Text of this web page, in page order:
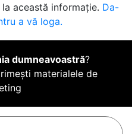
această informație. Da-
a vă loga.
dumneavoastră?
materialele de